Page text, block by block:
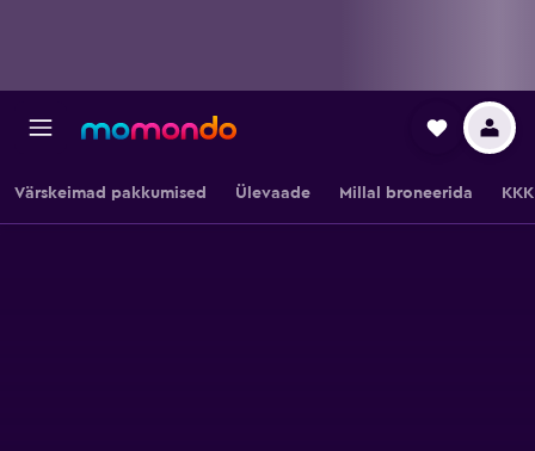
Värskeimad pakkumised Ülevaade Millal broneerida KKK